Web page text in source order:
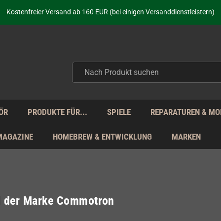
Kostenfreier Versand ab 160 EUR (bei einigen Versanddienstleistern)
Seit über 20 Jahren Deine Anlaufstelle für neue Retro-Hardware!
Täglicher Versand Mo - Fr aus Deutschland - zollfrei innerhalb der EU!
PRODUKTE FÜR... SPIELE REPARATUREN &
HOMEBREW & ENTWICKLUNG MARKEN
Marke Commotron